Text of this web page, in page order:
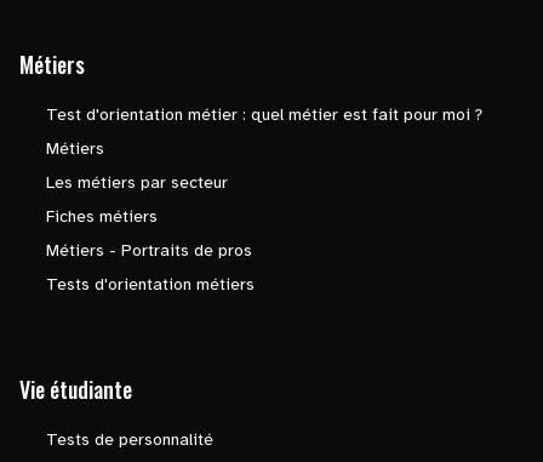
Métiers
Test d'orientation métier : quel métier est fait pour moi ?
Métiers
Les métiers par secteur
Fiches métiers
Métiers - Portraits de pros
Tests d'orientation métiers
Vie étudiante
Tests de personnalité